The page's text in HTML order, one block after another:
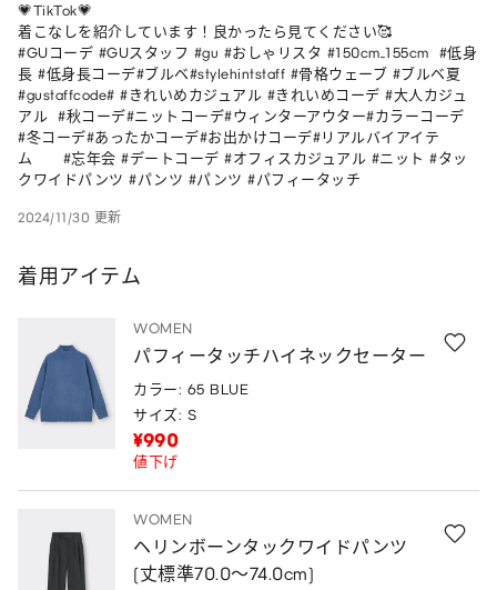
💗TikTok💗
着こなしを紹介しています！良かったら見てください🥰
#GUコーデ #GUスタッフ #gu #おしゃリスタ #150cm_155cm  #低身
長 #低身長コーデ#ブルベ#stylehintstaff #骨格ウェーブ #ブルベ夏
#gustaffcode# #きれいめカジュアル #きれいめコーデ #大人カジュ
アル  #秋コーデ#ニットコーデ#ウィンターアウター#カラーコーデ
#冬コーデ#あったかコーデ#お出かけコーデ#リアルバイアイテ
ム　　#忘年会 #デートコーデ #オフィスカジュアル #ニット #タッ
クワイドパンツ #パンツ #パンツ #パフィータッチ
2024/11/30 更新
着用アイテム
WOMEN
パフィータッチハイネックセーター
カラー: 65 BLUE
サイズ: S
¥990
値下げ
WOMEN
ヘリンボーンタックワイドパンツ
(丈標準70.0～74.0cm)